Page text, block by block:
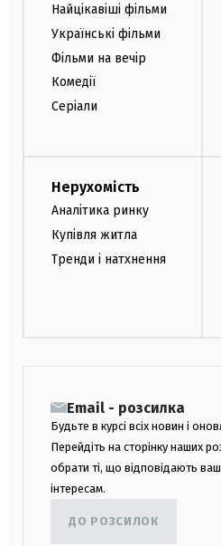
Найцікавіші фільми
Українські фільми
Фільми на вечір
Комедії
Серіали
Нерухомість
Аналітика ринку
Купівля житла
Тренди і натхнення
Email - розсилка
Будьте в курсі всіх новин і
Перейдіть на сторінку наших
обрати ті, що відповідають
інтересам.
ДО РОЗСИЛОК